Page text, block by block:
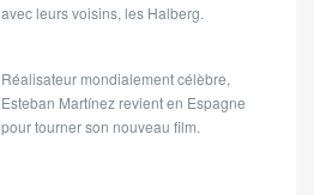
avec leurs voisins, les Halberg.
Réalisateur mondialement célèbre,
Esteban Martínez revient en Espagne
pour tourner son nouveau film.